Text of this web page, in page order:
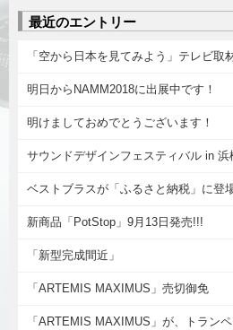
最近のエントリー
「空から日本を見てみよう」テレビ取
明日からNAMM2018に出展中です！
明けましておめでとうございます！
サウンドデザインフェスティバル in 浜
ベストブラスが「ふるさと納税」に登
新商品「PotStop」9月13日発売!!!
「新型完成間近」
「ARTEMIS MAXIMUS」売切御免
「ARTEMIS MAXIMUS」が、トラン